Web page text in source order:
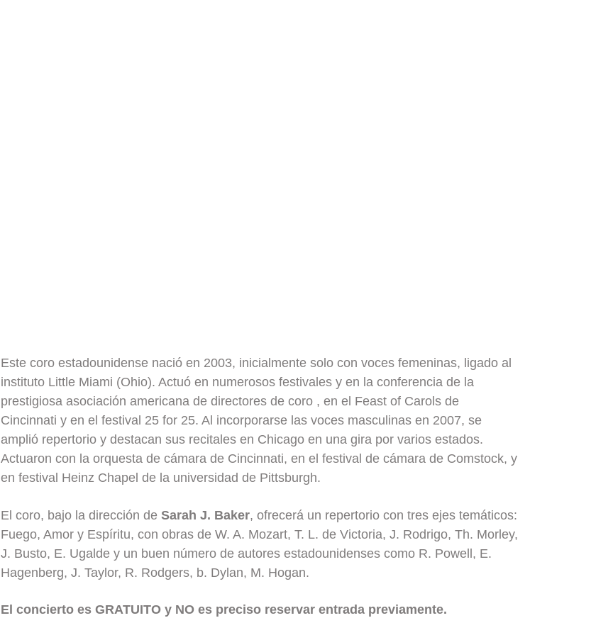
Este coro estadounidense nació en 2003, inicialmente solo con voces femeninas, ligado al
instituto Little Miami (Ohio). Actuó en numerosos festivales y en la conferencia de la
prestigiosa asociación americana de directores de coro , en el Feast of Carols de
Cincinnati y en el festival 25 for 25. Al incorporarse las voces masculinas en 2007, se
amplió repertorio y destacan sus recitales en Chicago en una gira por varios estados.
Actuaron con la orquesta de cámara de Cincinnati, en el festival de cámara de Comstock, y
en festival Heinz Chapel de la universidad de Pittsburgh.
El coro, bajo la dirección deSarah J. Baker, ofrecerá un repertorio con tres ejes temáticos:
Fuego, Amor y Espíritu, con obras de W. A. Mozart, T. L. de Victoria, J. Rodrigo, Th. Morley,
J. Busto, E. Ugalde y un buen número de autores estadounidenses como R. Powell, E.
Hagenberg, J. Taylor, R. Rodgers, b. Dylan, M. Hogan.
El concierto es GRATUITO y NO es preciso reservar entrada previamente.